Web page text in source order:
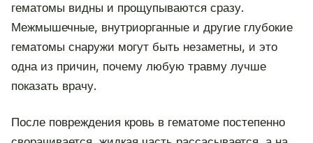
гематомы видны и прощупываются сразу.
Межмышечные, внутриорганные и другие глубокие
гематомы снаружи могут быть незаметны, и это
одна из причин, почему любую травму лучше
показать врачу.
После повреждения кровь в гематоме постепенно